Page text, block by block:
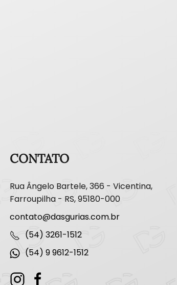
CONTATO
Rua Ângelo Bartele, 366 - Vicentina,
Farroupilha - RS, 95180-000
contato@dasgurias.com.br
(54) 3261-1512
(54) 9 9612-1512